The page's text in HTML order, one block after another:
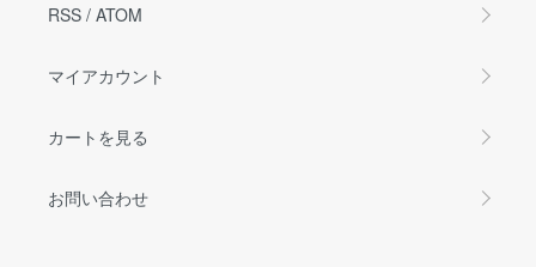
RSS / ATOM
マイアカウント
カートを見る
お問い合わせ